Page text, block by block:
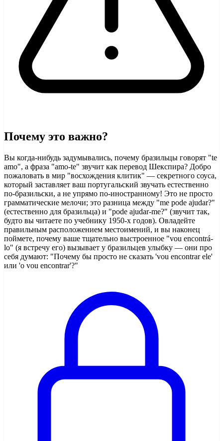
Почему это важно?
Вы когда-нибудь задумывались, почему бразильцы говорят "te
amo", а фраза "amo-te" звучит как перевод Шекспира? Добро
пожаловать в мир "восхождения клитик" — секретного соуса,
который заставляет ваш португальский звучать естественно
по-бразильски, а не упрямо по-иностранному! Это не просто
грамматические мелочи; это разница между "me pode ajudar?"
(естественно для бразильца) и "pode ajudar-me?" (звучит так,
будто вы читаете по учебнику 1950-х годов). Овладейте
правильным расположением местоимений, и вы наконец
поймете, почему ваше тщательно выстроенное "vou encontrá-
lo" (я встречу его) вызывает у бразильцев улыбку — они про
себя думают: "Почему бы просто не сказать 'vou encontrar ele'
или 'o vou encontrar'?"